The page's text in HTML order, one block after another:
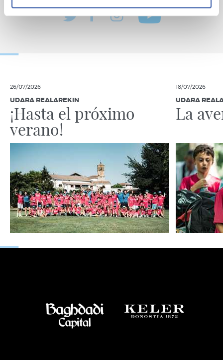
26/07/2026
UDARA REALAREKIN
¡Hasta el próximo
verano!
18/07/2026
UDARA
La